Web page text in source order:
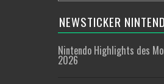
NEWSTICKER
Nintendo Highlights des
2026